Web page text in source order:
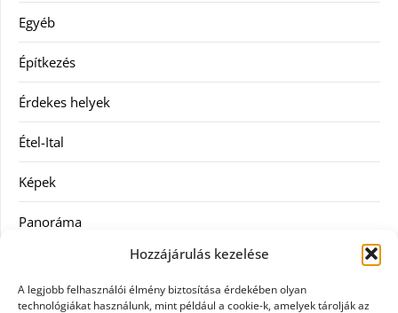
Hozzájárulás kezelése
A legjobb felhasználói élmény biztosítása érdekében olyan
technológiákat használunk, mint például a cookie-k, amelyek tárolják az
Egyéb
Építkezés
Érdekes helyek
Étel-Ital
Képek
Panoráma
Szolgáltatás